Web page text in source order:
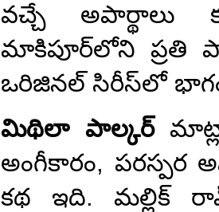
వచ్చే అపార్థాలు
మాకిపూర్‌లోని ప్రతి
ఒరిజినల్ సిరీస్‌లో
మిథిలా పాల్కర్
అంగీకారం, పరస్పర
కథ ఇది. మల్లిక్